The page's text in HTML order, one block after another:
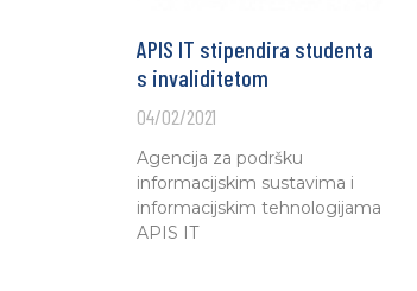
APIS IT stipendira studenta
s invaliditetom
04/02/2021
Agencija za podršku
informacijskim sustavima i
informacijskim tehnologijama
APIS IT